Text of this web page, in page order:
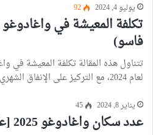
يوليو 4, 2024 92
تكلفة المعيشة في
فاسو)
تتناول هذه المقالة تكلفة المعيشة في
لعام 2024، مع التركيز على الإنفاق الشهري للعائلات والشباب. تكاليف…
يناير 8, 2024 45
عدد سكان واغادوغو 2025 [عاصمة بوركينا فاسو]